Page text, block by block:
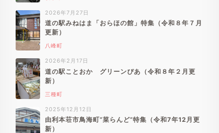
2026年7月27日
道の駅みねはま「おらほの館」特集（令和８年７月
更新）
八峰町
2026年2月17日
道の駅ことおか グリーンぴあ（令和８年２月更
新）
三種町
2025年12月12日
由利本荘市鳥海町”菜らんど”特集（令和7年12月更
新）